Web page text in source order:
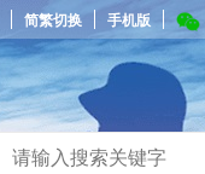
简繁切换 手机版